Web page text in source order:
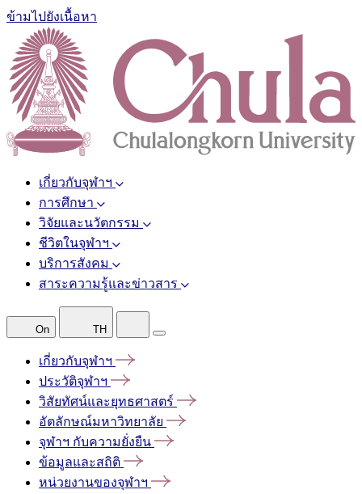
ข้ามไปยังเนื้อหา
เกี่ยวกับจุฬาฯ
การศึกษา
วิจัยและนวัตกรรม
ชีวิตในจุฬาฯ
บริการสังคม
สาระความรู้และข่าวสาร
On TH
เกี่ยวกับจุฬาฯ
ประวัติจุฬาฯ
วิสัยทัศน์และยุทธศาสตร์
อัตลักษณ์มหาวิทยาลัย
จุฬาฯ กับความยั่งยืน
ข้อมูลและสถิติ
หน่วยงานของจุฬาฯ